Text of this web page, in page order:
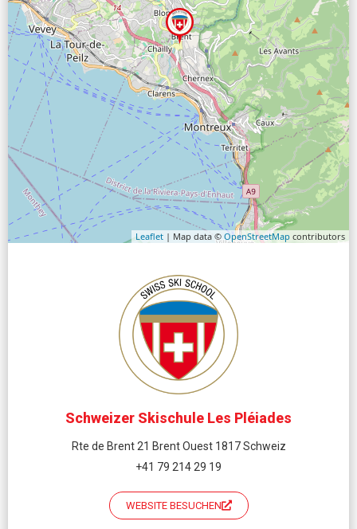
Leaflet | Map data © OpenStreetMap contributors
Schweizer Skischule Les Pléiades
Rte de Brent 21 Brent Ouest 1817 Schweiz
+41 79 214 29 19
WEBSITE BESUCHEN